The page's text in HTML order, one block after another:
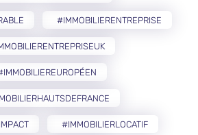
#IMMOBILIERENTREPRISE
#IMMOBILIERLOCATIF